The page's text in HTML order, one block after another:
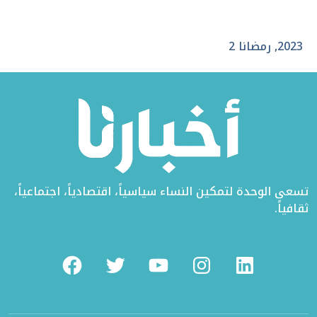
تويتر 2023
,رمضانا 2
تسعى الوحدة لتمكين النساء سياسياً، اقتصادياً، اجتماعياً،
ثقافياً.
FacebookTwitterYoutubeInstagramLinkedin